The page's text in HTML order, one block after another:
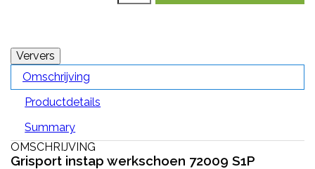
Omschrijving
Productdetails
Summary
OMSCHRIJVING
Grisport instap werkschoen 72009 S1P